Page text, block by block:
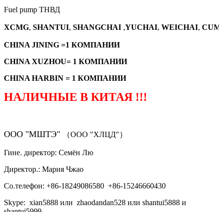
Fuel pump ТНВД
XCMG, SHANTUI, SHANGCHAI ,YUCHAI, WEICHAI,
CHINA JINING =1 КОМПАНИИ
CHINA XUZHOU= 1 КОМПАНИИ
CHINA HARBIN = 1 КОМПАНИИ
НАЛИЧНЫЕ В КИТАЯ !!!
ООО "МШТЭ" （ООО "ХЛЦД"）
Гине. директор: Семён Лю
Директор.: Мария Чжао
Со.телефон: +86-18249086580 +86-15246660430
Skype: xian5888 или zhaodandan528 или shantui5888 и